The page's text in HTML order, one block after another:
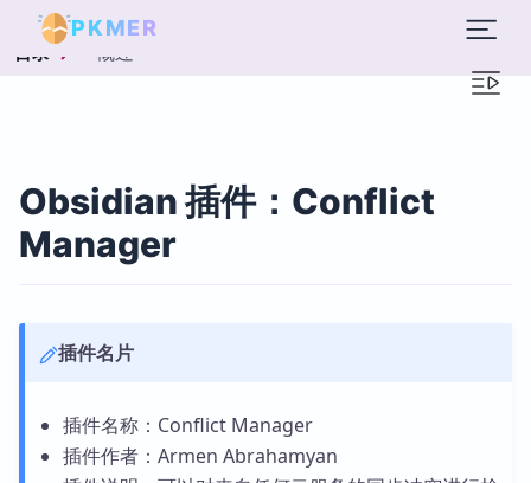
PKMER
目录 概述
Obsidian 插件：Conflict
Manager
插件名片
插件名称：Conflict Manager
插件作者：Armen Abrahamyan